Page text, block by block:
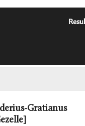
Gratianus